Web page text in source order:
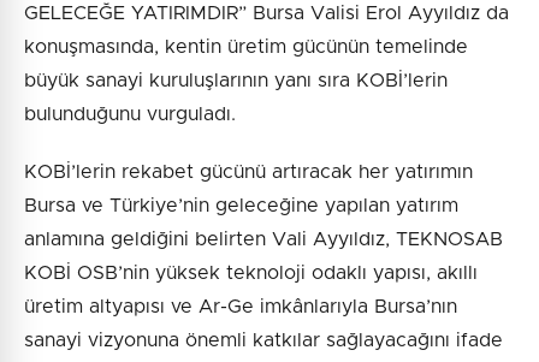
GELECEĞE YATIRIMDIR” Bursa Valisi Erol Ayyıldız da
konuşmasında, kentin üretim gücünün temelinde
büyük sanayi kuruluşlarının yanı sıra KOBİ’lerin
bulunduğunu vurguladı.
KOBİ’lerin rekabet gücünü artıracak her yatırımın
Bursa ve Türkiye’nin geleceğine yapılan yatırım
anlamına geldiğini belirten Vali Ayyıldız, TEKNOSAB
KOBİ OSB’nin yüksek teknoloji odaklı yapısı, akıllı
üretim altyapısı ve Ar-Ge imkânlarıyla Bursa’nın
sanayi vizyonuna önemli katkılar sağlayacağını ifade